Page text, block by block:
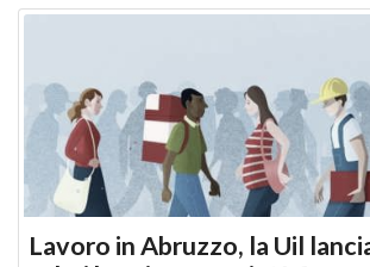
Lavoro in Abruzzo, la Uil